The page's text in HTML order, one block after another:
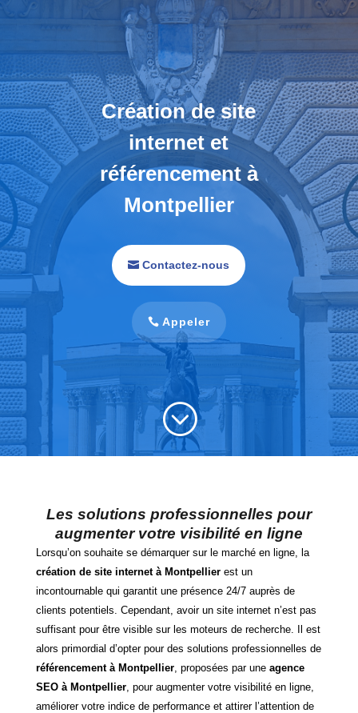
Création de site
internet et
référencement à
Montpellier
Contactez-nous
Appeler
;
Les solutions professionnelles pour
augmenter votre visibilité en ligne
Lorsqu’on souhaite se démarquer sur le marché en ligne, la
création de site internet à Montpellierest un
incontournable qui garantit une présence 24/7 auprès de
clients potentiels. Cependant, avoir un site internet n’est pas
suffisant pour être visible sur les moteurs de recherche. Il est
alors primordial d’opter pour des solutions professionnelles de
référencement à Montpellier, proposées par une agence
SEO à Montpellier, pour augmenter votre visibilité en ligne,
améliorer votre indice de performance et attirer l’attention de